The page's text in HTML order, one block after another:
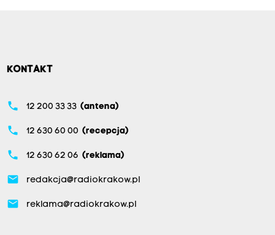
KONTAKT
phone 12 200 33 33 (antena)
phone 12 630 60 00 (recepcja)
phone 12 630 62 06 (reklama)
email redakcja@radiokrakow.pl
email reklama@radiokrakow.pl